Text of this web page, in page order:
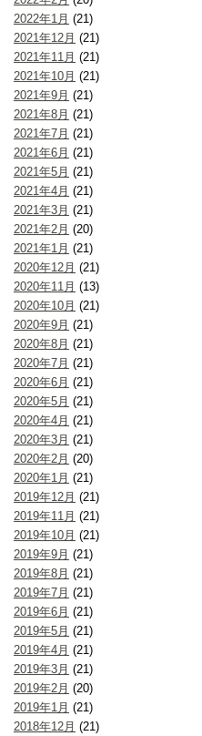
2022年1月 (21)
2021年12月 (21)
2021年11月 (21)
2021年10月 (21)
2021年9月 (21)
2021年8月 (21)
2021年7月 (21)
2021年6月 (21)
2021年5月 (21)
2021年4月 (21)
2021年3月 (21)
2021年2月 (20)
2021年1月 (21)
2020年12月 (21)
2020年11月 (13)
2020年10月 (21)
2020年9月 (21)
2020年8月 (21)
2020年7月 (21)
2020年6月 (21)
2020年5月 (21)
2020年4月 (21)
2020年3月 (21)
2020年2月 (20)
2020年1月 (21)
2019年12月 (21)
2019年11月 (21)
2019年10月 (21)
2019年9月 (21)
2019年8月 (21)
2019年7月 (21)
2019年6月 (21)
2019年5月 (21)
2019年4月 (21)
2019年3月 (21)
2019年2月 (20)
2019年1月 (21)
2018年12月 (21)